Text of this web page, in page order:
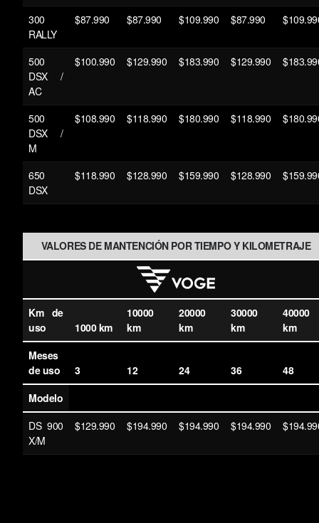
300
RALLY
$87.990 $87.990 $109.990 $87.990
500
DSX /
AC
$100.990 $129.990 $183.990 $129.990
500
DSX /
M
$108.990 $118.990 $180.990 $118.990
650
DSX
$118.990 $128.990 $159.990 $128.990
VALORES DE MANTENCIÓN POR TIEMPO Y KILOMETRAJE
Km de
uso
1000 km
10000
km
20000
km
30000
km
40000
km
Meses
de uso
3 12 24 36
48
Modelo
DS 900
X/M
$129.990 $194.990 $194.990 $194.990